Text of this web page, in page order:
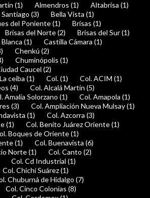
(1) Almendros (1)
Altabrisa (1)
(3)
Bella Vista (1)
del Poniente (1)
Brisas (1)
Brisas del Norte (2)
Brisas del Sur (1)
(1)
Castilla Cámara (1)
Chenkú (2)
Chuminópolis (1)
Caucel (2)
ceiba (1)
Col. (1)
Col. ACIM (1)
(4)
Col. Alcalá Martín (5)
Amalia Solorzano (1)
Col. Amapola (1)
(3)
Col. Ampliación Nueva Mulsay (1)
(1)
Col. Azcorra (3)
(1)
Col. Benito Juárez Oriente (1)
Boques de Oriente (1)
(1)
Col. Buenavista (6)
Norte (1)
Col. Canto (2)
Col. Cd Industrial (1)
Col. Chichí Suárez (1)
Chuburná de Hidalgo (7)
Col. Cinco Colonias (8)